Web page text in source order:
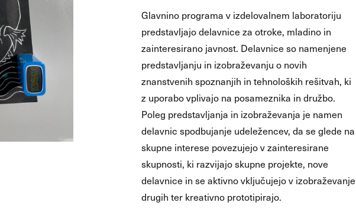
Glavnino programa v izdelovalnem laboratoriju
predstavljajo delavnice za otroke, mladino in
zainteresirano javnost. Delavnice so namenjene
predstavljanju in izobraževanju o novih
znanstvenih spoznanjih in tehnoloških rešitvah, ki
z uporabo vplivajo na posameznika in družbo.
Poleg predstavljanja in izobraževanja je namen
delavnic spodbujanje udeležencev, da se glede na
skupne interese povezujejo v zainteresirane
skupnosti, ki razvijajo skupne projekte, nove
delavnice in se aktivno vključujejo v izobraževanje
drugih ter kreativno prototipirajo.